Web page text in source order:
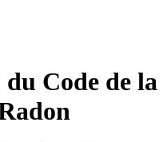
Code de la